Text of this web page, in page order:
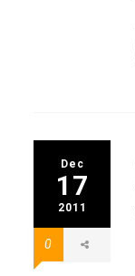
Dec
17
2011
0